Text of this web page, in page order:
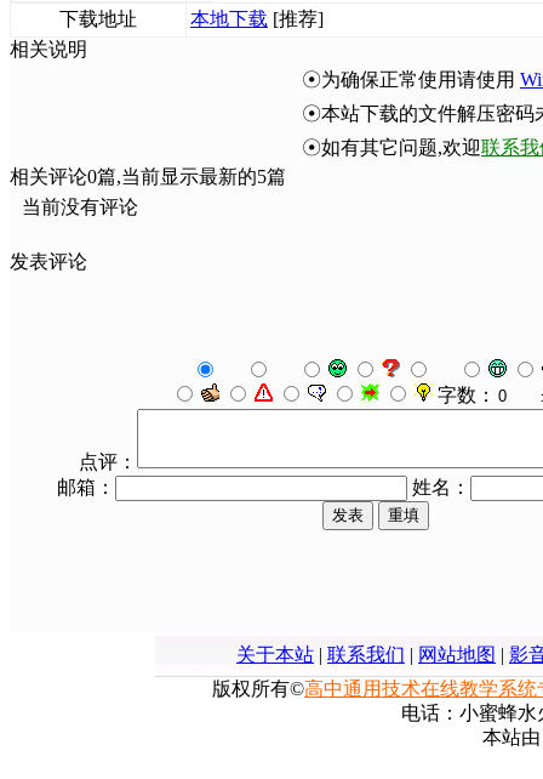
下载地址
本地下载 [推荐]
相关说明
☉为确保正常使用请使用
☉本站下载的文件解压密码
☉如有其它问题,欢迎联系我
相关评论0篇,当前显示最新的5篇
当前没有评论
发表评论
字数：
点评：
邮箱：
姓名：
关于本站 | 联系我们 | 网站地图 | 影
版权所有©高中通用技术在线教学系统
电话：小蜜蜂水
本站